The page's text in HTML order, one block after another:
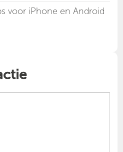
voor iPhone en Android